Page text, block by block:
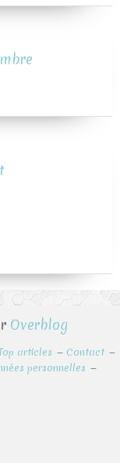
Overblog
articles
Contact
personnelles